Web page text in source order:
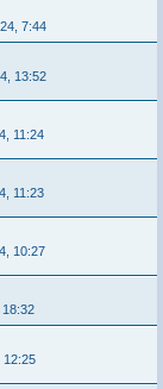
7:44
13:52
11:24
11:23
10:27
12:25